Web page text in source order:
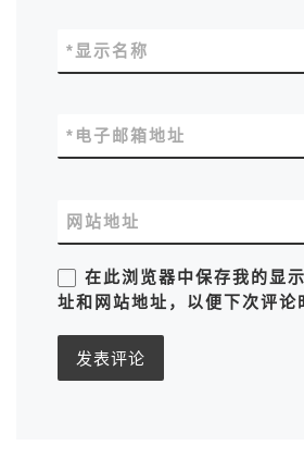
显示名称
*
电子邮箱地址
*
网站地址
在此浏览器中保存我的显
址和网站地址，以便下次评论